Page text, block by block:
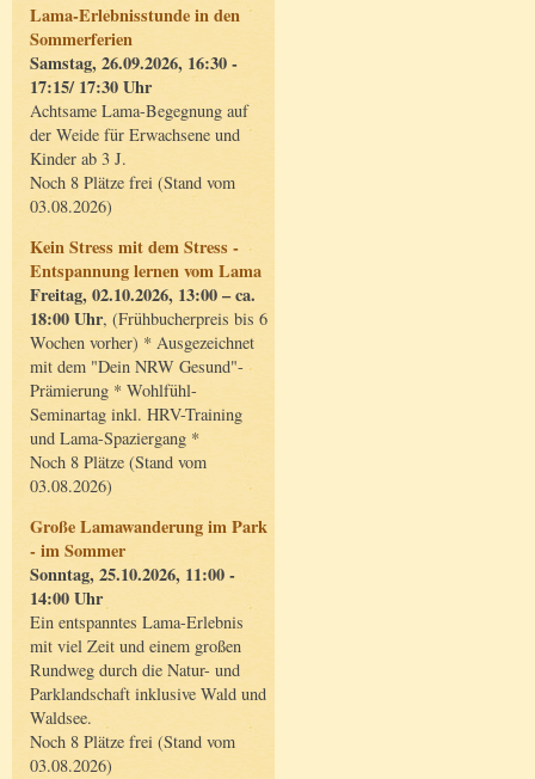
Lama-Erlebnisstunde in den
Sommerferien
Samstag, 26.09.2026, 16:30 -
17:15/ 17:30 Uhr
Achtsame Lama-Begegnung auf
der Weide für Erwachsene und
Kinder ab 3 J.
Noch 8 Plätze frei (Stand vom
03.08.2026)
Kein Stress mit dem Stress -
Entspannung lernen vom Lama
Freitag, 02.10.2026, 13:00 – ca.
18:00 Uhr, (Frühbucherpreis bis 6
Wochen vorher) * Ausgezeichnet
mit dem "Dein NRW Gesund"-
Prämierung * Wohlfühl-
Seminartag inkl. HRV-Training
und Lama-Spaziergang *
Noch 8 Plätze (Stand vom
03.08.2026)
Große Lamawanderung im Park
- im Sommer
Sonntag, 25.10.2026, 11:00 -
14:00 Uhr
Ein entspanntes Lama-Erlebnis
mit viel Zeit und einem großen
Rundweg durch die Natur- und
Parklandschaft inklusive Wald und
Waldsee.
Noch 8 Plätze frei (Stand vom
03.08.2026)